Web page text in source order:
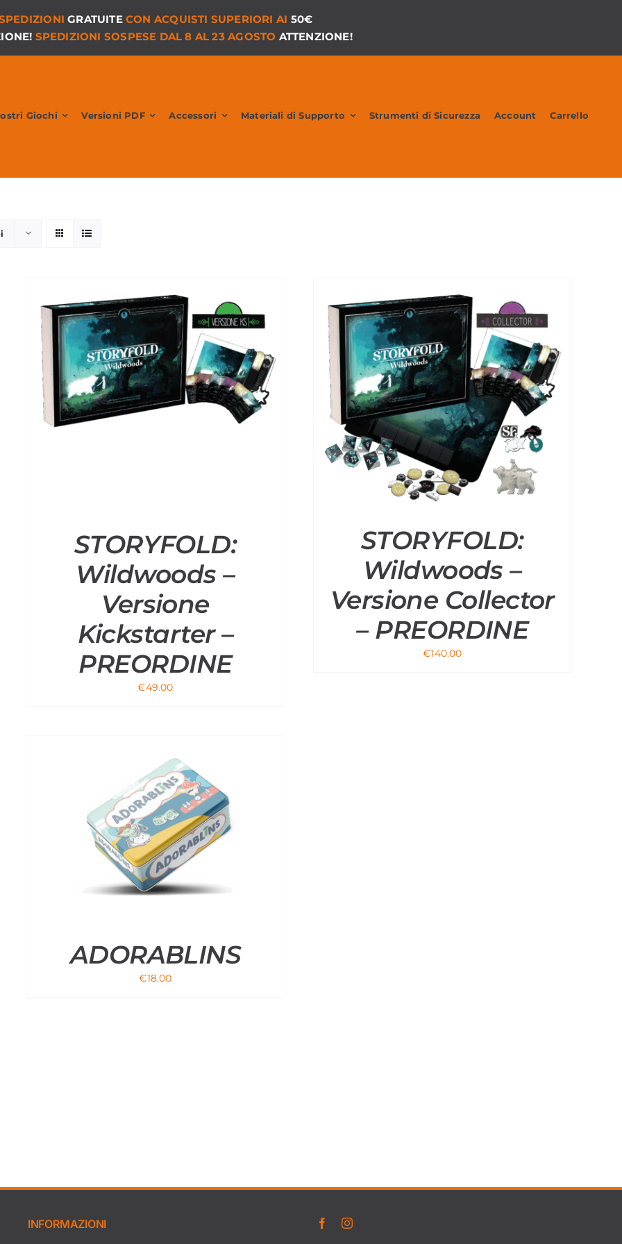
GRATUITECON ACQUISTI SUPERIORI AI 50€
SPEDIZIONI SOSPESE DAL 8 AL 23 AGOSTO ATTENZIONE!
Giochi Versioni PDF Accessori Materiali di Supporto Strumenti di Sicurezza Account Carrello
STORYFOLD:
Wildwoods –
Versione
Kickstarter –
PREORDINE
€49.00
AGGIUNGI AL CARRELLO / DETTAGLI
STORYFOLD:
Wildwoods –
Versione Collector
– PREORDINE
€140.00
ADORABLINS
€18.00
INFORMAZIONI